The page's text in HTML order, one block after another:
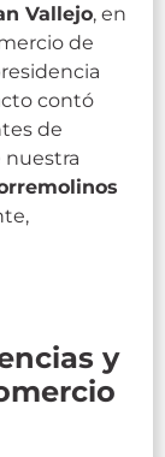
Vallejo, en
de
contó
de
y